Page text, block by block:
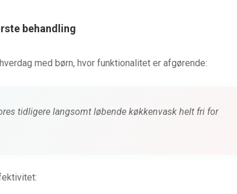
behandling
med børn, hvor funktionalitet er afgørende:
tidligere langsomt løbende køkkenvask helt fri for
4 måneder siden 0 kommentarer 4